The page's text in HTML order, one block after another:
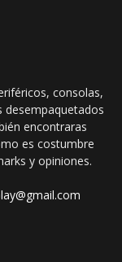
consolas,
desempaquetados
encontraras
es costumbre
y opiniones.